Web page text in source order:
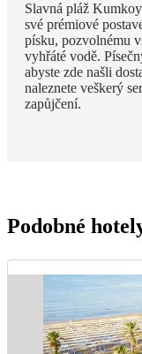
Slavná pláž
své prémiové
písku, pozvolnému
vyhřáté vodě.
abyste zde našli
naleznete veškerý
zapůjčení.
Podobné